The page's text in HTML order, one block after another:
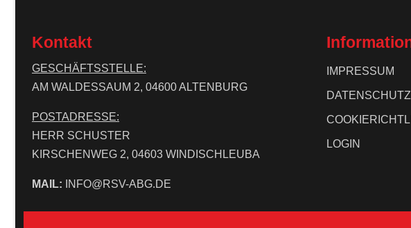
Kontakt
GESCHÄFTSSTELLE:
AM WALDESSAUM 2, 04600 ALTENBURG
POSTADRESSE:
HERR SCHUSTER
KIRSCHENWEG 2, 04603 WINDISCHLEUBA
MAIL: INFO@RSV-ABG.DE
IMPRESSUM
DATENSCHUTZ
LOGIN